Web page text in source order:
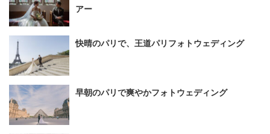
アー
快晴のパリで、王道パリフォトウェディング
早朝のパリで爽やかフォトウェディング